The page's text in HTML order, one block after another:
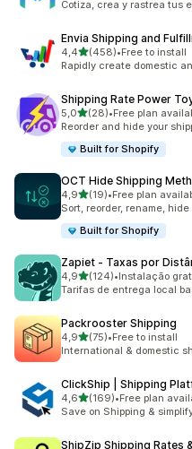
Cotiza, crea y rastrea tus
Envia Shipping and
4,4de 5 estrelas
(458)
458 total de avaliações
•Free to install
Rapidly create domestic
Shipping Rate Power
5,0de 5 estrelas
(28)
28 total de avaliações
•Free plan
Reorder and hide your
Built for Shopify
OCT Hide Shipping
4,9de 5 estrelas
(19)
19 total de avaliações
•Free plan
Sort, reorder, rename,
Built for Shopify
Zapiet ‑ Taxas por
4,9de 5 estrelas
(124)
124 total de avaliações
•Instalação
Tarifas de entrega local
Packrooster Shipping
4,9de 5 estrelas
(75)
75 total de avaliações
•Free to install
International & domestic
ClickShip | Shipping
4,6de 5 estrelas
(169)
169 total de avaliações
•Free plan
Save on Shipping &
ShipZip Shipping Rates